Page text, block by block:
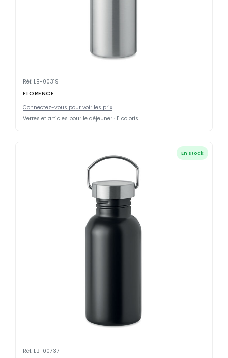
Réf. LB-00319
FLORENCE
Connectez-vous pour voir les prix
Verres et articles pour le déjeuner · 11 coloris
En stock
Réf. LB-00737